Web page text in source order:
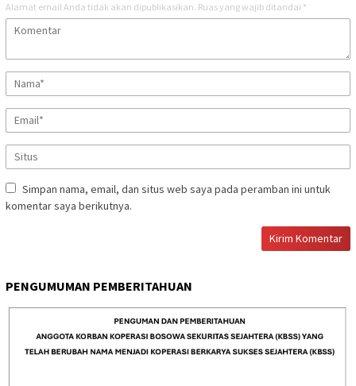
Alamat email Anda tidak akan dipublikasikan. Ruas yang wajib ditandai *
Simpan nama, email, dan situs web saya pada peramban ini untuk
komentar saya berikutnya.
PENGUMUMAN PEMBERITAHUAN